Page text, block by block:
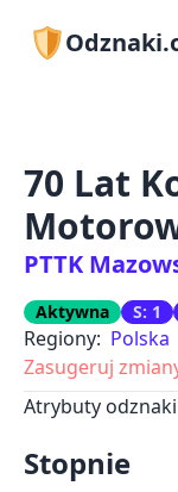
70 Lat
PTTK
Aktywna S: 1
Regiony: Polska
Zasugeruj
Atrybuty odznaki
Stopnie